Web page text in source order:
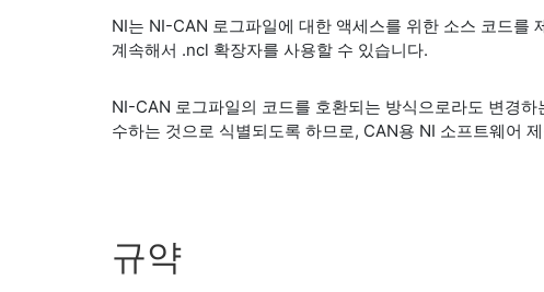
NI는 NI-CAN 로그파일에 대한 액세스를 위한 소스 코드를
계속해서 .ncl 확장자를 사용할 수 있습니다.
NI-CAN 로그파일의 코드를 호환되는 방식으로라도 변경
수하는 것으로 식별되도록 하므로, CAN용 NI 소프트웨어
규약